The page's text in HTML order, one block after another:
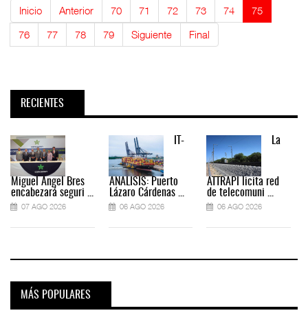
Inicio Anterior 70 71 72 73 74
75
76
77 78 79 Siguiente Final
RECIENTES
Miguel Ángel Bres
encabezará seguri ...
07 AGO 2026
IT-
ANÁLISIS: Puerto
Lázaro Cárdenas ...
06 AGO 2026
La
ATTRAPI licita red
de telecomuni ...
06 AGO 2026
MÁS POPULARES